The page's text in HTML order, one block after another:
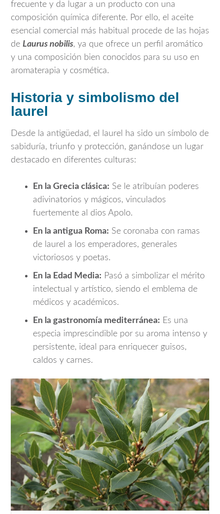
frecuente y da lugar a un producto con una
composición química diferente. Por ello, el aceite
esencial comercial más habitual procede de las hojas
de Laurus nobilis, ya que ofrece un perfil aromático
y una composición bien conocidos para su uso en
aromaterapia y cosmética.
Historia y simbolismo del
laurel
Desde la antigüedad, el laurel ha sido un símbolo de
sabiduría, triunfo y protección, ganándose un lugar
destacado en diferentes culturas:
En la Grecia clásica: Se le atribuían poderes
adivinatorios y mágicos, vinculados
fuertemente al dios Apolo.
En la antigua Roma: Se coronaba con ramas
de laurel a los emperadores, generales
victoriosos y poetas.
En la Edad Media: Pasó a simbolizar el mérito
intelectual y artístico, siendo el emblema de
médicos y académicos.
En la gastronomía mediterránea: Es una
especia imprescindible por su aroma intenso y
persistente, ideal para enriquecer guisos,
caldos y carnes.